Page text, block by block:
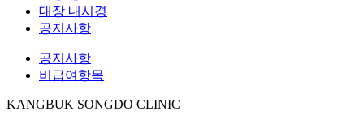
대장 내시경
공지사항
공지사항
비급여항목
KANGBUK SONGDO CLINIC